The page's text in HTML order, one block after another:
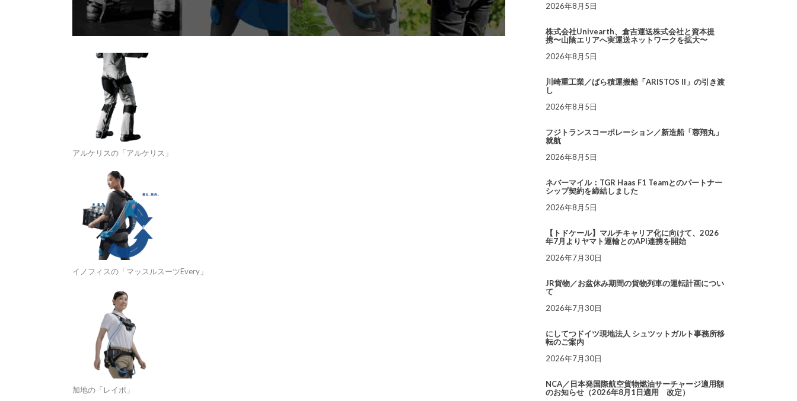
アルケリスの「アルケリス」
イノフィスの「マッスルスーツEvery」
加地の「レイボ」
2026年8月5日
株式会社Univearth、倉吉運送株式会社と資本提
携〜山陰エリアへ実運送ネットワークを拡大〜
2026年8月5日
川崎重工業／ばら積運搬船「ARISTOS II」の引き渡
し
2026年8月5日
フジトランスコーポレーション／新造船「蓉翔丸」
就航
2026年8月5日
ネバーマイル：TGR Haas F1 Teamとのパートナー
シップ契約を締結しました
2026年8月5日
【トドケール】マルチキャリア化に向けて、2026
年7月よりヤマト運輸とのAPI連携を開始
2026年7月30日
JR貨物／お盆休み期間の貨物列車の運転計画につい
て
2026年7月30日
にしてつドイツ現地法人 シュツットガルト事務所移
転のご案内
2026年7月30日
NCA／日本発国際航空貨物燃油サーチャージ適用額
のお知らせ（2026年8月1日適用 改定）